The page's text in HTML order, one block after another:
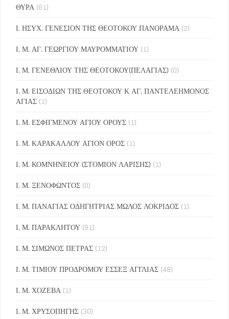
ΘΥΡΑ (61)
Ι. ΗΣΥΧ. ΓΕΝΕΣΙΟΝ ΤΗΣ ΘΕΟΤΟΚΟΥ ΠΑΝΟΡΑΜΑ (2)
Ι. Μ. ΑΓ. ΓΕΩΡΓΙΟΥ ΜΑΥΡΟΜΜΑΤΙΟΥ (1)
Ι. Μ. ΓΕΝΕΘΛΙΟΥ ΤΗΣ ΘΕΟΤΟΚΟΥ(ΠΕΛΑΓΙΑΣ) (0)
Ι. Μ. ΕΙΣΟΔΙΩΝ ΤΗΣ ΘΕΟΤΟΚΟΥ Κ ΑΓ. ΠΑΝΤΕΛΕΗΜΟΝΟΣ
ΑΓΙΑΣ (1)
Ι. Μ. ΕΣΦΙΓΜΕΝΟΥ ΑΓΙΟΥ ΟΡΟΥΣ (1)
Ι. Μ. ΚΑΡΑΚΑΛΛΟΥ ΑΓΙΟΝ ΟΡΟΣ (1)
Ι. Μ. ΚΟΜΝΗΝΕΙΟΥ (ΣΤΟΜΙΟΝ ΛΑΡΙΣΗΣ) (1)
Ι. Μ. ΞΕΝΟΦΩΝΤΟΣ (0)
Ι. Μ. ΠΑΝΑΓΙΑΣ ΟΔΗΓΗΤΡΙΑΣ ΜΩΛΟΣ ΛΟΚΡΙΔΟΣ (1)
Ι. Μ. ΠΑΡΑΚΛΗΤΟΥ (91)
Ι. Μ. ΣΙΜΩΝΟΣ ΠΕΤΡΑΣ (12)
Ι. Μ. ΤΙΜΙΟΥ ΠΡΟΔΡΟΜΟΥ ΕΣΣΕΞ ΑΓΓΛΙΑΣ (48)
Ι. Μ. ΧΟΖΕΒΑ (1)
Ι. Μ. ΧΡΥΣΟΠΗΓΗΣ (30)